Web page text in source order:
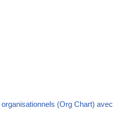
(Org Chart) avec